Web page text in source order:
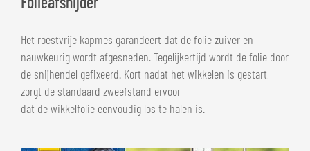
Het roestvrije kapmes garandeert dat de folie zuiver en
nauwkeurig wordt afgesneden. Tegelijkertijd wordt de folie door
de snijhendel gefixeerd. Kort nadat het wikkelen is gestart,
zorgt de standaard zweefstand ervoor
dat de wikkelfolie eenvoudig los te halen is.